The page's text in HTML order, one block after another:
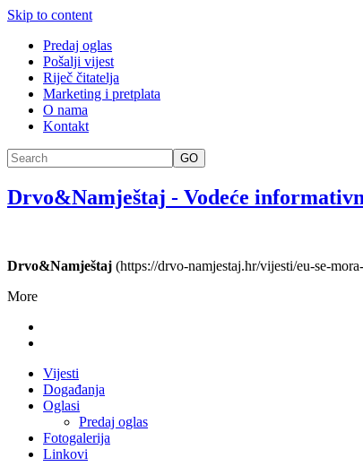
Skip to content
Predaj oglas
Pošalji vijest
Riječ čitatelja
Marketing i pretplata
O nama
Kontakt
GO
Drvo&Namještaj - Vodeće
Drvo&Namještaj (https://drvo-namjestaj.hr/vijesti/eu-se-
More
Vijesti
Događanja
Oglasi
Predaj oglas
Fotogalerija
Linkovi